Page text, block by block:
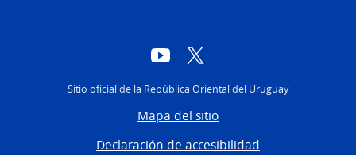
YouTube
Sitio oficial de la República Oriental del Uruguay
Mapa del sitio
Declaración de accesibilidad